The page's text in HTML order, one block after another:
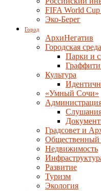
FIFA World
Эко-Берег
Город
АрхиНегатив
Городская среда
Парки и
Граффити
Культура
«Умный Сочи»
Градсовет и
Общественный
Недвижимость
Развитие
Туризм
Экология